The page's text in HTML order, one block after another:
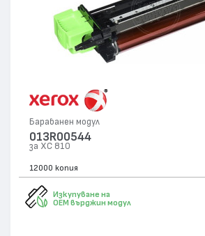
Барабанен модул
013R00544
за XC 810
12000 копия
Изкупуване на
OEM върджин модул